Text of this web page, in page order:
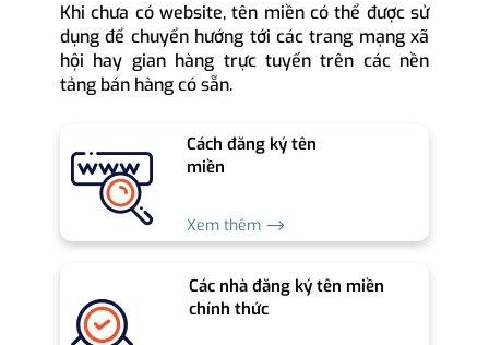
Khi chưa có website, tên miền có thể được sử
dụng để chuyển hướng tới các trang mạng xã
hội hay gian hàng trực tuyến trên các nền
tảng bán hàng có sẵn.
Cách đăng ký tên
miền
Xem thêm ⟶
Các nhà đăng ký tên miền
chính thức